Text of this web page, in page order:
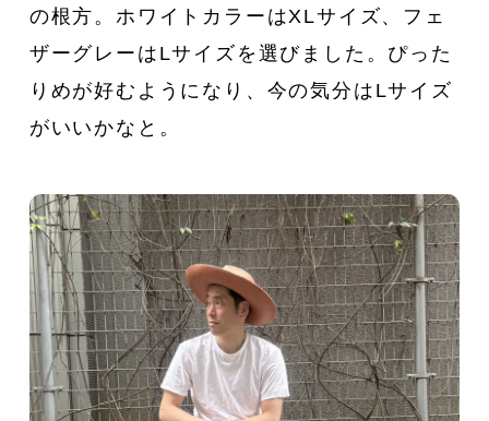
の根方。ホワイトカラーはXLサイズ、フェ
ザーグレーはLサイズを選びました。ぴった
りめが好むようになり、今の気分はLサイズ
がいいかなと。